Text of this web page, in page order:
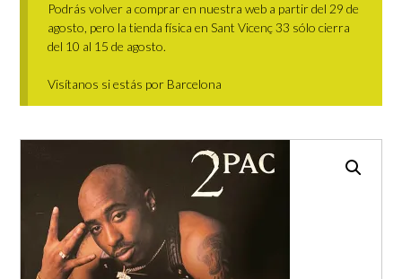
Podrás volver a comprar en nuestra web a partir del 29 de
agosto, pero la tienda física en Sant Vicenç 33 sólo cierra
del 10 al 15 de agosto.
Visítanos si estás por Barcelona